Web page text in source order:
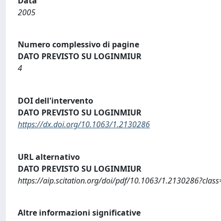
2005
Numero complessivo di pagine
DATO PREVISTO SU LOGINMIUR
4
DOI dell'intervento
DATO PREVISTO SU LOGINMIUR
https://dx.doi.org/10.1063/1.2130286
URL alternativo
DATO PREVISTO SU LOGINMIUR
https://aip.scitation.org/doi/pdf/10.1063/
Altre informazioni significative